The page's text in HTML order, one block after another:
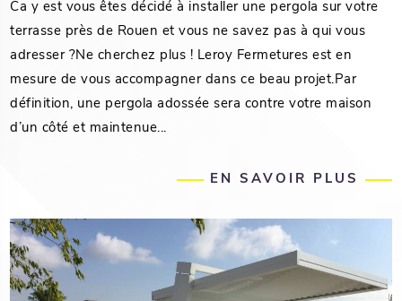
Ca y est vous êtes décidé à installer une pergola sur votre
terrasse près de Rouen et vous ne savez pas à qui vous
adresser ?Ne cherchez plus ! Leroy Fermetures est en
mesure de vous accompagner dans ce beau projet.Par
définition, une pergola adossée sera contre votre maison
d’un côté et maintenue...
EN SAVOIR PLUS